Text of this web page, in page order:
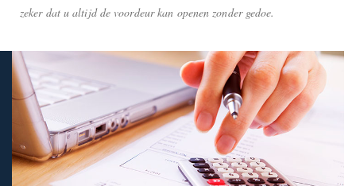
zeker dat u altijd de voordeur kan openen zonder gedoe.